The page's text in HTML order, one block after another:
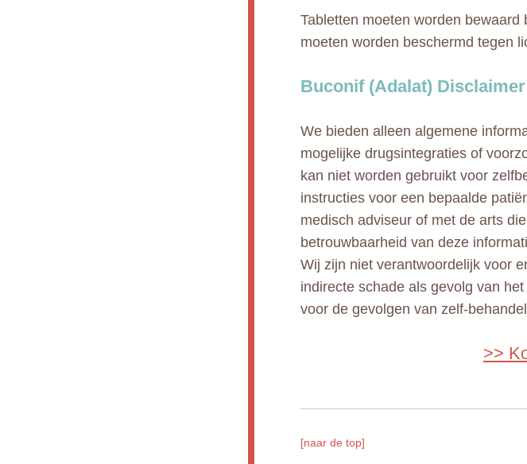
Tabletten moeten worden
moeten worden beschermd tegen
Buconif (Adalat) Disclaimer
We bieden alleen algemene
mogelijke drugsintegraties of
kan niet worden gebruikt voor
instructies voor een bepaalde
medisch adviseur of met de arts
betrouwbaarheid van deze
Wij zijn niet verantwoordelijk voor
indirecte schade als gevolg van
voor de gevolgen van zelf-
>>
[naar de top]